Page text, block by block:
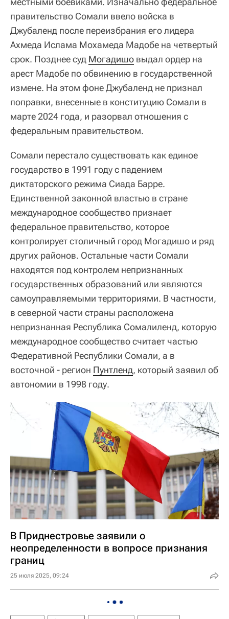
правительство Сомали ввело войска в
Джубаленд после переизбрания его лидера
Ахмеда Ислама Мохамеда Мадобе на четвертый
срок. Позднее суд Могадишо выдал ордер на
арест Мадобе по обвинению в государственной
измене. На этом фоне Джубаленд не признал
поправки, внесенные в конституцию Сомали в
марте 2024 года, и разорвал отношения с
федеральным правительством.
Сомали перестало существовать как единое
государство в 1991 году с падением
диктаторского режима Сиада Барре.
Единственной законной властью в стране
международное сообщество признает
федеральное правительство, которое
контролирует столичный город Могадишо и ряд
других районов. Остальные части Сомали
находятся под контролем непризнанных
государственных образований или являются
самоуправляемыми территориями. В частности,
в северной части страны расположена
непризнанная Республика Сомалиленд, которую
международное сообщество считает частью
Федеративной Республики Сомали, а в
восточной - регион Пунтленд, который заявил об
автономии в 1998 году.
В Приднестровье заявили о
неопределенности в вопросе признания
границ
25 июля 2025, 09:24